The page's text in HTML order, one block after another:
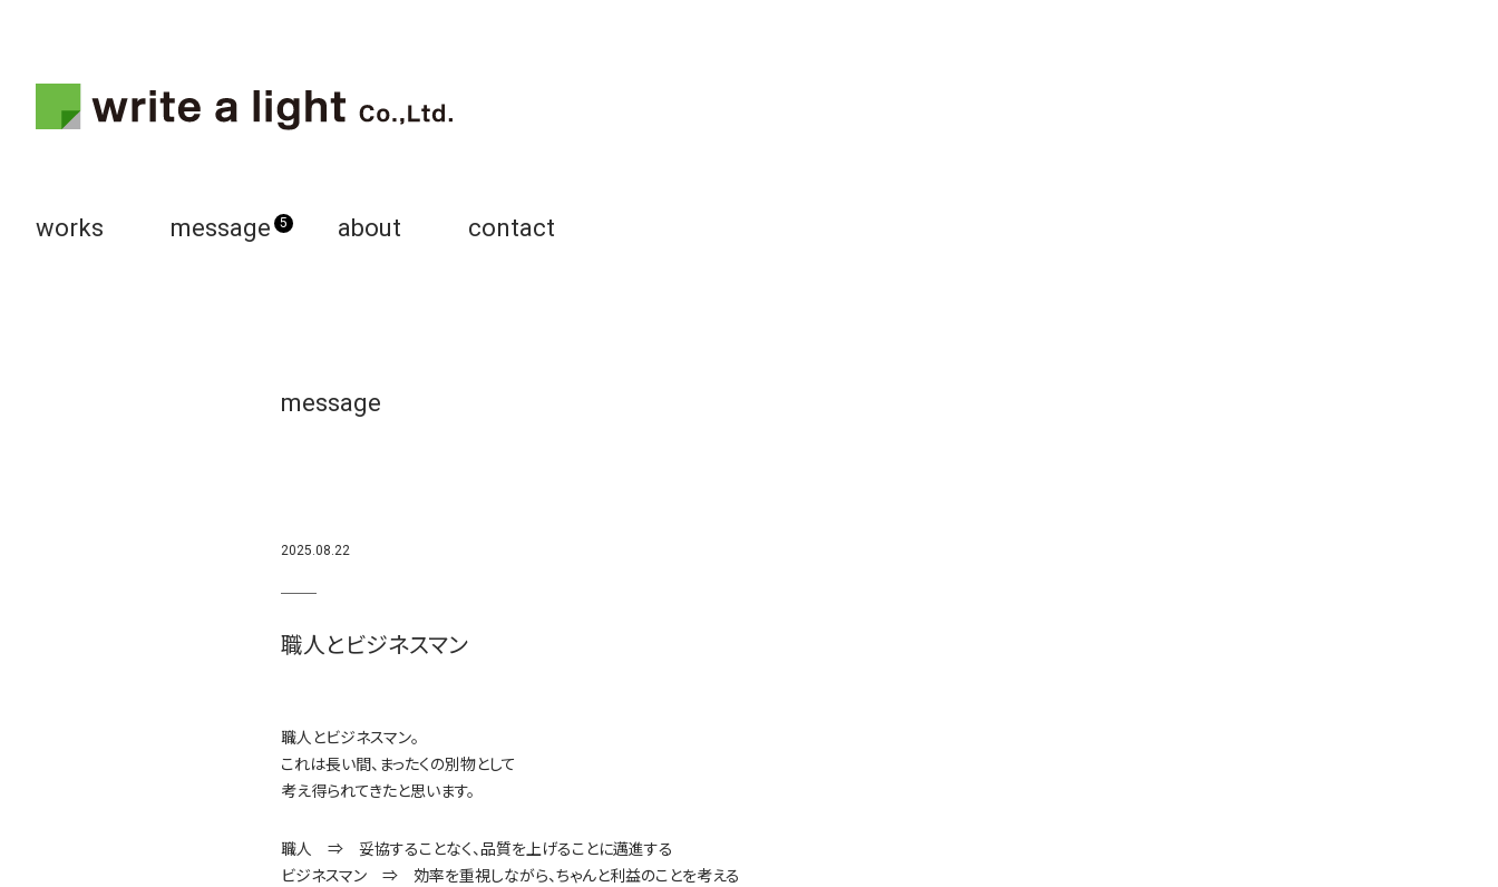
works message 5 about contact
message
2025.08.22
職人とビジネスマン
職人とビジネスマン。
これは長い間、まったくの別物として
考え得られてきたと思います。
職人 ⇒ 妥協することなく、品質を上げることに邁進する
ビジネスマン ⇒ 効率を重視しながら、ちゃんと利益のことを考える